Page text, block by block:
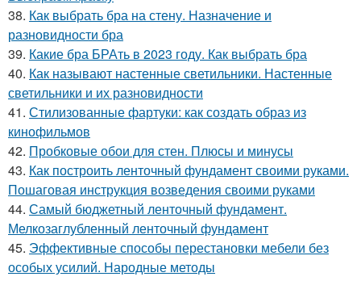
38. Как выбрать бра на стену. Назначение и
разновидности бра
39. Какие бра БРАть в 2023 году. Как выбрать бра
40. Как называют настенные светильники. Настенные
светильники и их разновидности
41. Стилизованные фартуки: как создать образ из
кинофильмов
42. Пробковые обои для стен. Плюсы и минусы
43. Как построить ленточный фундамент своими руками.
Пошаговая инструкция возведения своими руками
44. Самый бюджетный ленточный фундамент.
Мелкозаглубленный ленточный фундамент
45. Эффективные способы перестановки мебели без
особых усилий. Народные методы